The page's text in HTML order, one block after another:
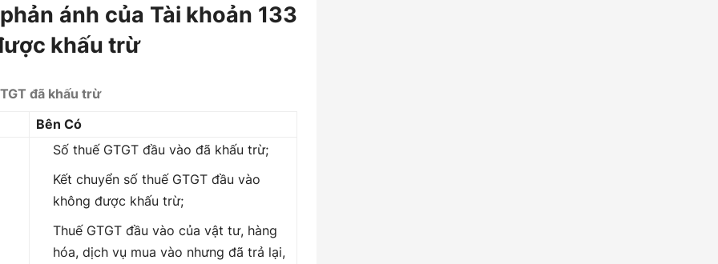
ánh của Tài khoản 133
khấu trừ
đã khấu trừ
Bên Có
Số thuế GTGT đầu vào đã khấu trừ;
Kết chuyển số thuế GTGT đầu vào
không được khấu trừ;
Thuế GTGT đầu vào của vật tư, hàng
hóa, dịch vụ mua vào nhưng đã trả lại,